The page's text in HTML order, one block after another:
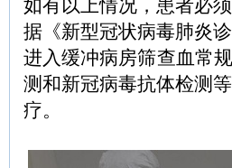
如有以上情况，患者必
据《新型冠状病毒肺炎
进入缓冲病房筛查血常
测和新冠病毒抗体检测
疗。